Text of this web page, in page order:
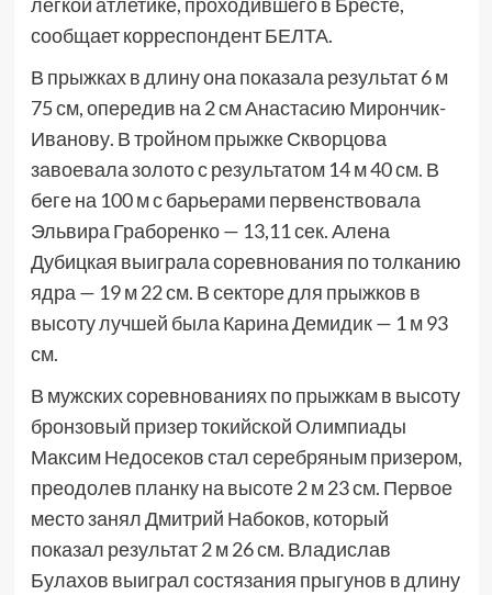
легкой атлетике, проходившего в Бресте,
сообщает корреспондент БЕЛТА.
В прыжках в длину она показала результат 6 м
75 см, опередив на 2 см Анастасию Мирончик-
Иванову. В тройном прыжке Скворцова
завоевала золото с результатом 14 м 40 см. В
беге на 100 м с барьерами первенствовала
Эльвира Граборенко — 13,11 сек. Алена
Дубицкая выиграла соревнования по толканию
ядра — 19 м 22 см. В секторе для прыжков в
высоту лучшей была Карина Демидик — 1 м 93
см.
В мужских соревнованиях по прыжкам в высоту
бронзовый призер токийской Олимпиады
Максим Недосеков стал серебряным призером,
преодолев планку на высоте 2 м 23 см. Первое
место занял Дмитрий Набоков, который
показал результат 2 м 26 см. Владислав
Булахов выиграл состязания прыгунов в длину